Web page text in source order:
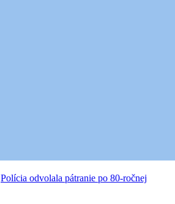
Polícia odvolala pátranie po 80-ročnej